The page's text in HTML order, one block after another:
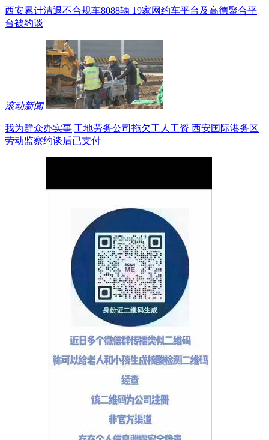
西安累计清退不合规车8088辆 19家网约车平台及高德聚合平
台被约谈
滚动新闻
我为群众办实事|工地劳务公司拖欠工人工资 西安国际港务区
劳动监察约谈后已支付